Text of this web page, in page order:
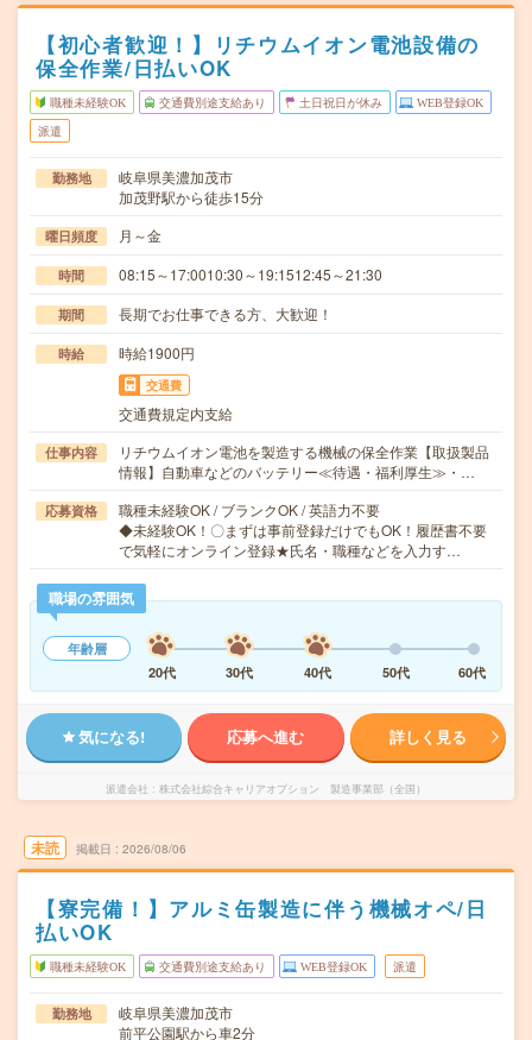
【初心者歓迎！】リチウムイオン電池設備の
保全作業/日払いOK
職種未経験OK 交通費別途支給あり 土日祝日が休み WEB登録OK
派遣
勤務地
岐阜県美濃加茂市
加茂野駅から徒歩15分
曜日頻度 月～金
時間 08:15～17:0010:30～19:1512:45～21:30
期間 長期でお仕事できる方、大歓迎！
時給 時給1900円
交通費
交通費規定内支給
仕事内容
リチウムイオン電池を製造する機械の保全作業【取扱製品
情報】自動車などのバッテリー≪待遇・福利厚生≫・…
応募資格
職種未経験OK / ブランクOK / 英語力不要
◆未経験OK！〇まずは事前登録だけでもOK！履歴書不要
で気軽にオンライン登録★氏名・職種などを入力す…
職場の雰囲気
年齢層
20代
30代 40代 50代 60代
気になる! 応募へ進む 詳しく見る
派遣会社 株式会社綜合キャリアオプション 製造事業部（全国）
未読 掲載日 2026/08/06
【寮完備！】アルミ缶製造に伴う機械オペ/日
払いOK
職種未経験OK 交通費別途支給あり WEB登録OK 派遣
勤務地
岐阜県美濃加茂市
前平公園駅から車2分